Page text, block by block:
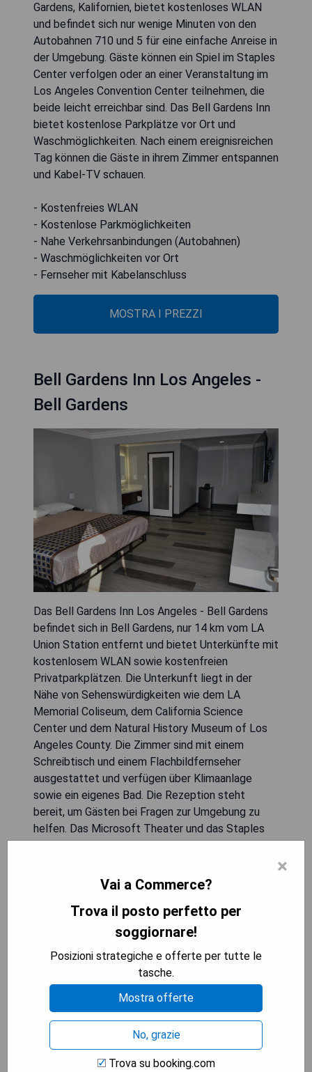
Gardens, Kalifornien, bietet kostenloses WLAN
und befindet sich nur wenige Minuten von den
Autobahnen 710 und 5 für eine einfache Anreise in
der Umgebung. Gäste können ein Spiel im Staples
Center verfolgen oder an einer Veranstaltung im
Los Angeles Convention Center teilnehmen, die
beide leicht erreichbar sind. Das Bell Gardens Inn
bietet kostenlose Parkplätze vor Ort und
Waschmöglichkeiten. Nach einem ereignisreichen
Tag können die Gäste in ihrem Zimmer entspannen
und Kabel-TV schauen.
- Kostenfreies WLAN
- Kostenlose Parkmöglichkeiten
- Nahe Verkehrsanbindungen (Autobahnen)
- Waschmöglichkeiten vor Ort
- Fernseher mit Kabelanschluss
MOSTRA I PREZZI
Bell Gardens Inn Los Angeles -
Bell Gardens
Das Bell Gardens Inn Los Angeles - Bell Gardens
befindet sich in Bell Gardens, nur 14 km vom LA
Union Station entfernt und bietet Unterkünfte mit
kostenlosem WLAN sowie kostenfreien
Privatparkplätzen. Die Unterkunft liegt in der
Nähe von Sehenswürdigkeiten wie dem LA
Memorial Coliseum, dem California Science
Center und dem Natural History Museum of Los
Angeles County. Die Zimmer sind mit einem
Schreibtisch und einem Flachbildfernseher
ausgestattet und verfügen über Klimaanlage
sowie ein eigenes Bad. Die Rezeption steht
bereit, um Gästen bei Fragen zur Umgebung zu
helfen. Das Microsoft Theater und das Staples
Center sind jeweils 16 km entfernt, während der
- Kostenloses WLAN
- Kostenlose Parkplätze
- Zentrale Lage zu zahlreichen
- Hilfsbereites Personal am Empfang
MOSTRA I PREZZI
×
Vai a Commerce?
Trova il posto perfetto per
soggiornare!
Posizioni strategiche e offerte per tutte le
tasche.
Mostra offerte
No, grazie
Trova su booking.com